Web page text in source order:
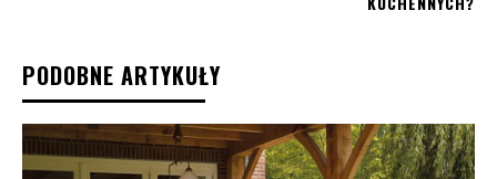
PODOBNE ARTYKUŁY